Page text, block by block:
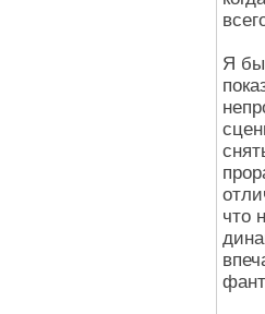
Я бы
что